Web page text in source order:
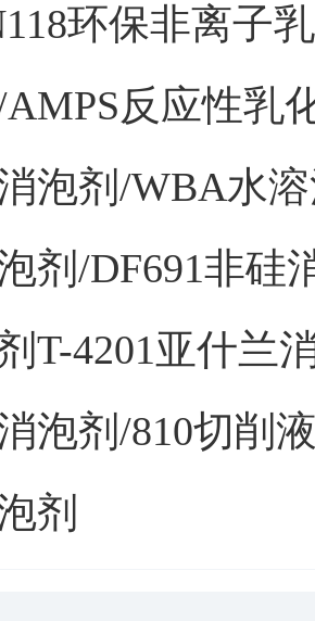
环保非离子
反应性乳
泡剂/WBA水
剂/DF691非硅
T-4201亚什兰
泡剂/810切削
剂